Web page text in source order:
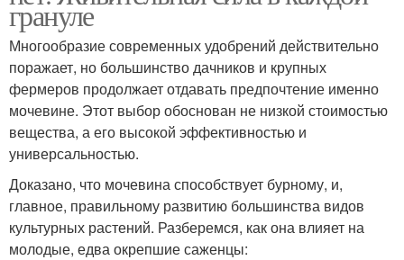
грануле
Многообразие современных удобрений действительно
поражает, но большинство дачников и крупных
фермеров продолжает отдавать предпочтение именно
мочевине. Этот выбор обоснован не низкой стоимостью
вещества, а его высокой эффективностью и
универсальностью.
Доказано, что мочевина способствует бурному, и,
главное, правильному развитию большинства видов
культурных растений. Разберемся, как она влияет на
молодые, едва окрепшие саженцы: